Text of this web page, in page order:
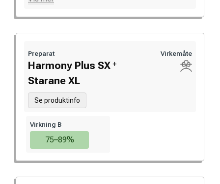
Preparat
Harmony Plus SX +
Starane XL
Se produktinfo
Virkemåte
Virkning B
75–89%